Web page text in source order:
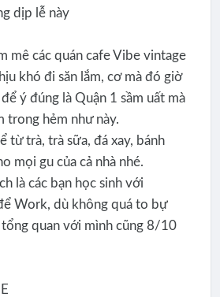
dịp lễ này
mê các quán cafe Vibe vintage
khó đi săn lắm, cơ mà đó giờ
ý đúng là Quận 1 sầm uất mà
trong hẻm như này.
từ trà, trà sữa, đá xay, bánh
mọi gu của cả nhà nhé.
là các bạn học sinh với
Work, dù không quá to bự
quan với mình cũng 8/10